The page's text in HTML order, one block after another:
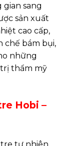
sang
sản xuất
cao cấp,
chế bám bụi,
những
trị thẩm mỹ
Hobi –